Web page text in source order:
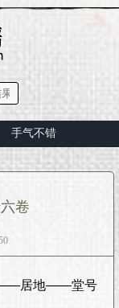
手气不错
卷
居地——堂号